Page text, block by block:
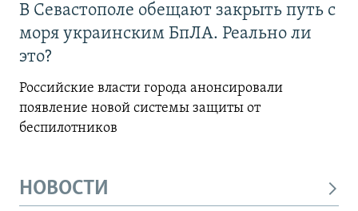
В Севастополе обещают закрыть путь с
моря украинским БпЛА. Реально ли
это?
Российские власти города анонсировали
появление новой системы защиты от
беспилотников
НОВОСТИ